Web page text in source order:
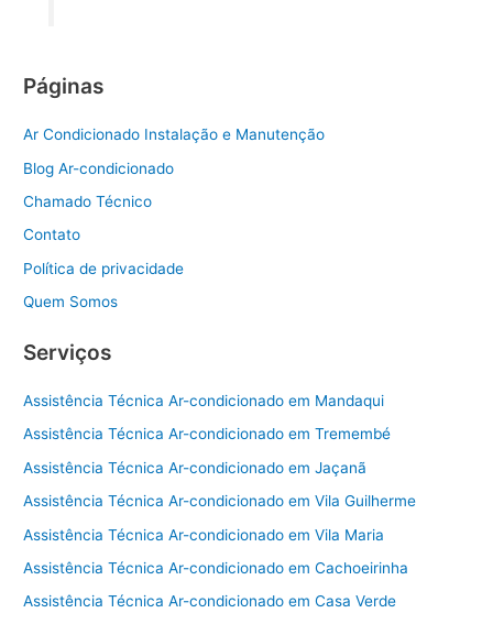
Páginas
Ar Condicionado Instalação e Manutenção
Blog Ar-condicionado
Chamado Técnico
Contato
Política de privacidade
Quem Somos
Serviços
Assistência Técnica Ar-condicionado em Mandaqui
Assistência Técnica Ar-condicionado em Tremembé
Assistência Técnica Ar-condicionado em Jaçanã
Assistência Técnica Ar-condicionado em Vila Guilherme
Assistência Técnica Ar-condicionado em Vila Maria
Assistência Técnica Ar-condicionado em Cachoeirinha
Assistência Técnica Ar-condicionado em Casa Verde